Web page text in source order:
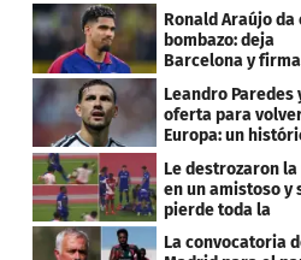
Ronald Araújo da
bombazo: deja
Barcelona y
club menos
Leandro Paredes
oferta para
Europa: un
Le destrozaron
en un amistoso y
pierde toda la
temporada en
La convocatoria